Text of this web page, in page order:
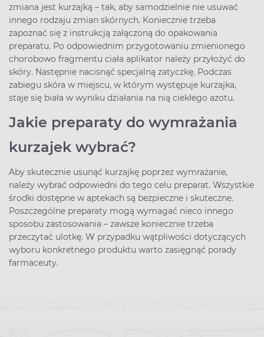
zmiana jest kurzajką – tak, aby samodzielnie nie usuwać
innego rodzaju zmian skórnych. Koniecznie trzeba
zapoznać się z instrukcją załączoną do opakowania
preparatu. Po odpowiednim przygotowaniu zmienionego
chorobowo fragmentu ciała aplikator należy przyłożyć do
skóry. Następnie nacisnąć specjalną zatyczkę. Podczas
zabiegu skóra w miejscu, w którym występuje kurzajka,
staje się biała w wyniku działania na nią ciekłego azotu.
Jakie preparaty do wymrażania
kurzajek wybrać?
Aby skutecznie usunąć kurzajkę poprzez wymrażanie,
należy wybrać odpowiedni do tego celu preparat. Wszystkie
środki dostępne w aptekach są bezpieczne i skuteczne.
Poszczególne preparaty mogą wymagać nieco innego
sposobu zastosowania – zawsze koniecznie trzeba
przeczytać ulotkę. W przypadku wątpliwości dotyczących
wyboru konkretnego produktu warto zasięgnąć porady
farmaceuty.